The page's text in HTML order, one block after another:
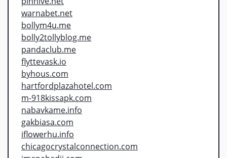
warnabet.net
bollym4u.me
bolly2tollyblog.me
pandaclub.me
flyttevask.io
byhous.com
hartfordplazahotel.com
m-918kissapk.com
nabavkame.info
gakbiasa.com
iflowerhu.info
chicagocrystalconnection.com